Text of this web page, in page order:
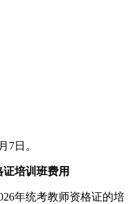
7日。
证培训班费用
年统考教师资格证的培